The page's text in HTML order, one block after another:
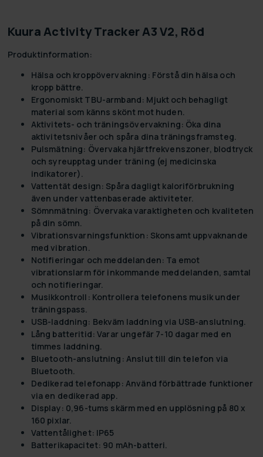
Kuura Activity Tracker A3 V2, Röd
Produktinformation:
Hälsa och kroppövervakning: Förstå din hälsa och
kropp bättre.
Ergonomiskt TBU-armband: Mjukt och behagligt
material som känns skönt mot huden.
Aktivitets- och träningsövervakning: Öka dina
aktivitetsnivåer och spåra dina träningsframsteg.
Pulsmätning: Övervaka hjärtfrekvenszoner, blodtryck
och syreupptag under träning (ej medicinska
indikatorer).
Vattentät design: Spåra dagligt kaloriförbrukning
även under vattenbaserade aktiviteter.
Sömnmätning: Övervaka varaktigheten och kvaliteten
på din sömn.
Vibrationsvarningsfunktion: Skonsamt uppvaknande
med vibration.
Notifieringar och meddelanden: Ta emot
vibrationslarm för inkommande meddelanden, samtal
och notifieringar.
Musikkontroll: Kontrollera telefonens musik under
träningspass.
USB-laddning: Bekväm laddning via USB-anslutning.
Lång batteritid: Varar ungefär 7-10 dagar med en
timmes laddning.
Bluetooth-anslutning: Anslut till din telefon via
Bluetooth.
Dedikerad telefonapp: Använd förbättrade funktioner
via en dedikerad app.
Display: 0,96-tums skärm med en upplösning på 80 x
160 pixlar.
Vattentålighet: IP65
Batterikapacitet: 90 mAh-batteri.